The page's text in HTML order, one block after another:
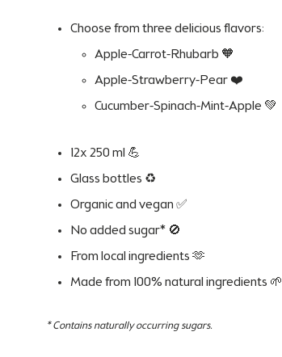
Choose from three delicious flavors:
Apple-Carrot-Rhubarb 🧡
Apple-Strawberry-Pear ❤️
Cucumber-Spinach-Mint-Apple 💚
12x 250 ml 💪
Glass bottles ♻️
Organic and vegan ✅
No added sugar* 🚫
From local ingredients 🫶
Made from 100% natural ingredients 🌱
* Contains naturally occurring sugars.